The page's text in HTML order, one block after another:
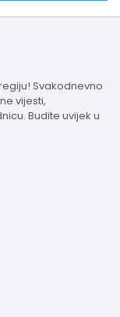
Svakodnevno
vijesti,
Budite uvijek u